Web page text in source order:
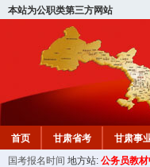
本站为公职类第三方网站
首页 甘肃省考 甘肃事
国考报名时间 地方站: 公务员教